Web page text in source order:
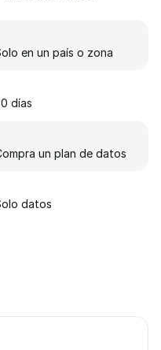
en un país o zona
días
un plan de datos
datos